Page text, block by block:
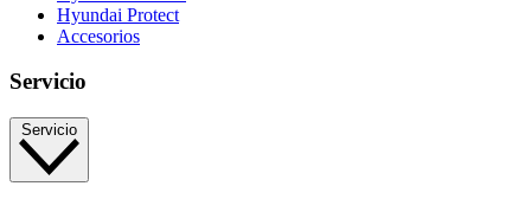
Hyundai Protect
Accesorios
Servicio
Servicio